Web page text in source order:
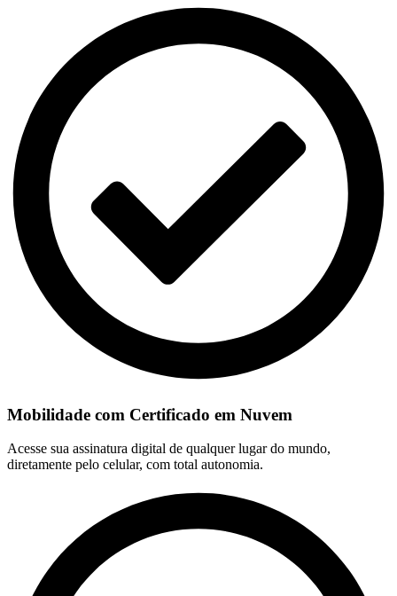
Mobilidade com Certificado em Nuvem
Acesse sua assinatura digital de qualquer lugar do mundo,
diretamente pelo celular, com total autonomia.